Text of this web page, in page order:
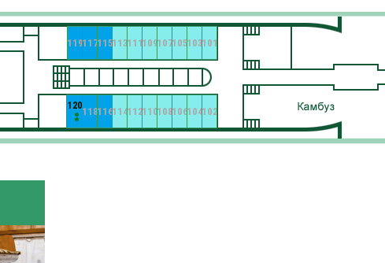
101
102
103
104
105
106
107
108
109
110
111
112
113
114
115
116
117
118
119
120